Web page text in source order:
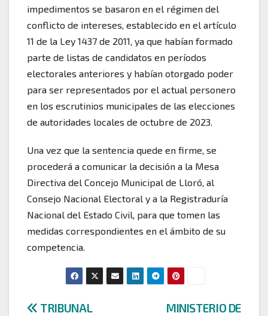
impedimentos se basaron en el régimen del
conflicto de intereses, establecido en el artículo
11 de la Ley 1437 de 2011, ya que habían formado
parte de listas de candidatos en períodos
electorales anteriores y habían otorgado poder
para ser representados por el actual personero
en los escrutinios municipales de las elecciones
de autoridades locales de octubre de 2023.
Una vez que la sentencia quede en firme, se
procederá a comunicar la decisión a la Mesa
Directiva del Concejo Municipal de Lloró, al
Consejo Nacional Electoral y a la Registraduría
Nacional del Estado Civil, para que tomen las
medidas correspondientes en el ámbito de su
competencia.
MINISTERIO DE
TRIBUNAL